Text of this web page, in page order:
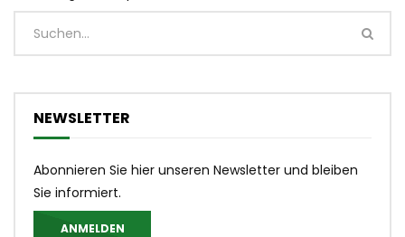
NEWSLETTER
Abonnieren Sie hier unseren Newsletter und bleiben
Sie informiert.
ANMELDEN